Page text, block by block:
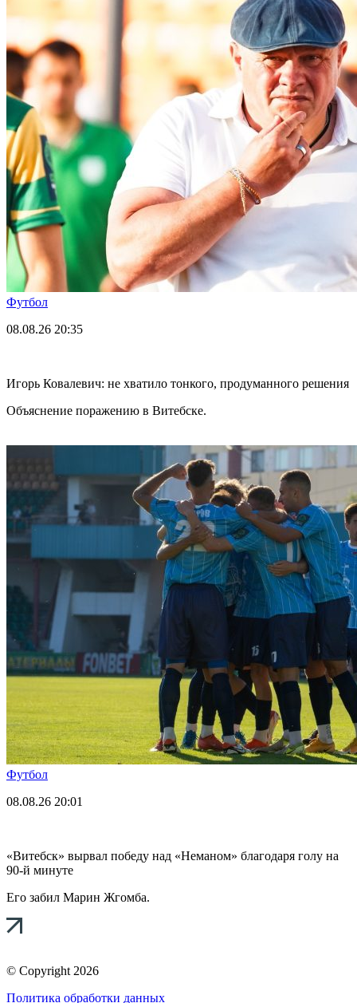
Футбол
08.08.26 20:35
Игорь Ковалевич: не хватило тонкого, продуманного решения
Объяснение поражению в Витебске.
Футбол
08.08.26 20:01
«Витебск» вырвал победу над «Неманом» благодаря голу на
90-й минуте
Его забил Марин Жгомба.
© Copyright 2026
Политика обработки данных